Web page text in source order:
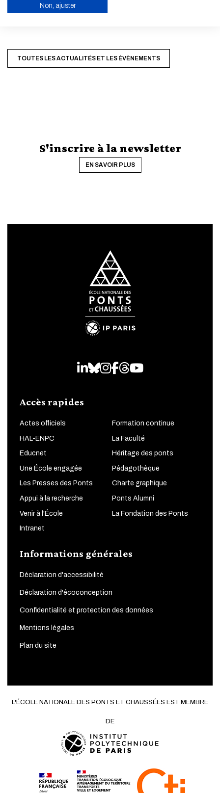
l’École nationale des ponts et chaussées.
TOUTES LES ACTUALITÉS ET LES ÉVÈNEMENTS
S'inscrire à la newsletter
EN SAVOIR PLUS
LinkedIn
Bluesky
Instagram
Facebook
Threads
Youtube
Accès rapides
Actes officiels Formation continue
HAL-ENPC La Faculté
Educnet Héritage des ponts
Une École engagée Pédagothèque
Les Presses des Ponts Charte graphique
Appui à la recherche Ponts Alumni
Venir à l'École La Fondation des Ponts
Intranet
Informations générales
Déclaration d'accessibilité
Déclaration d'écoconception
Confidentialité et protection des données
Mentions légales
Plan du site
L'ÉCOLE NATIONALE DES PONTS ET CHAUSSÉES EST MEMBRE
DE
Non, ajuster